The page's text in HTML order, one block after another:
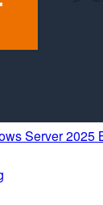
Server 2025